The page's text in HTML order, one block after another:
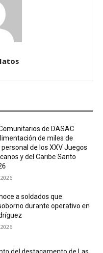
de DASAC
de miles de
de los XXV Juegos
y del Caribe Santo
a soldados que
durante operativo en